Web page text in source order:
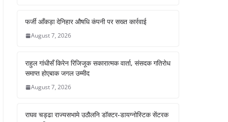
फर्जी आँकड़ा देनिहार औषधि कंपनी पर सख्त कार्रवाई
August 7, 2026
राहुल गांधीसँ किरेन रिजिजूक सकारात्मक वार्ता, संसदक गतिरोध
समाप्त होएबाक जगल उम्मीद
August 7, 2026
राघव चड्ढा राज्यसभामे उठौलनि डॉक्टर-डायग्नोस्टिक सेंटरक